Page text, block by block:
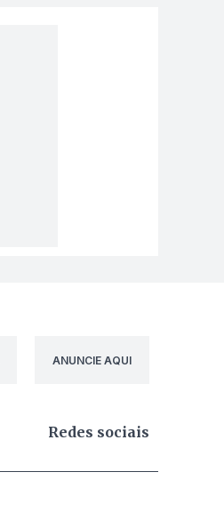
ANUNCIE AQUI
Redes sociais